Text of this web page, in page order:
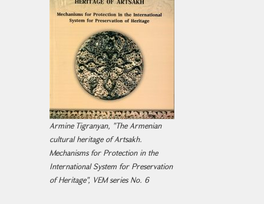
Armine Tigranyan, "The Armenian
cultural heritage of Artsakh.
Mechanisms for Protection in the
International System for Preservation
of Heritage", VEM series No. 6